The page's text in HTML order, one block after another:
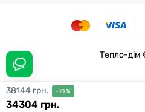
38144 грн. -10 %
34304 грн.
Тепло-дім